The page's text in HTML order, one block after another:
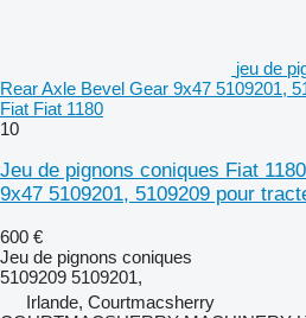
jeu de
Rear Axle Bevel Gear 9x47 5109201,
Fiat Fiat 1180
10
Jeu de pignons coniques Fiat
9x47 5109201, 5109209 pour
600 €
Jeu de pignons coniques
5109209 5109201,
Irlande, Courtmacsherry